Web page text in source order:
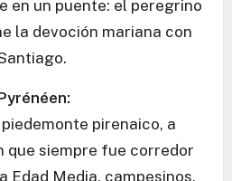
en un puente: el peregrino
la devoción mariana con
pirenaico, a
que siempre fue corredor
Edad Media, campesinos,